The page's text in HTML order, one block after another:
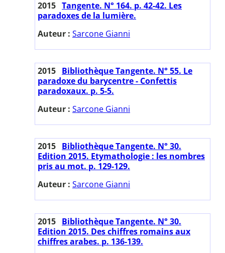
2015 Tangente. N° 164. p. 42-42. Les
paradoxes de la lumière.
Auteur : Sarcone Gianni
2015 Bibliothèque Tangente. N° 55. Le
paradoxe du barycentre - Confettis
paradoxaux. p. 5-5.
Auteur : Sarcone Gianni
2015 Bibliothèque Tangente. N° 30.
Edition 2015. Etymathologie : les nombres
pris au mot. p. 129-129.
Auteur : Sarcone Gianni
2015 Bibliothèque Tangente. N° 30.
Edition 2015. Des chiffres romains aux
chiffres arabes. p. 136-139.